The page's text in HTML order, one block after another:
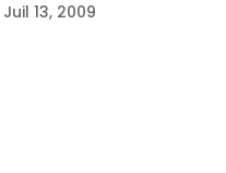
Juil 13, 2009